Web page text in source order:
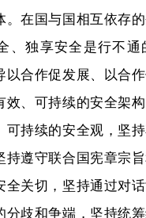
。在国与国相互依存
、独享安全是行不通
以合作促发展、以合
效、可持续的安全架构
可持续的安全观，坚持
持遵守联合国宪章宗
全关切，坚持通过对
分歧和争端，坚持统